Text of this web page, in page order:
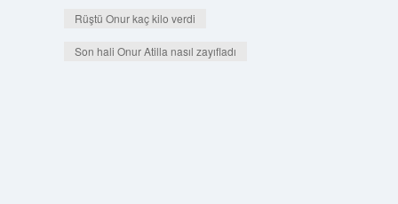
Rüştü Onur kaç kilo verdi
Son hali Onur Atilla nasıl zayıfladı